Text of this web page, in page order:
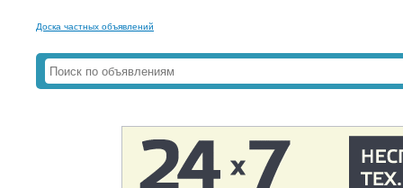
Доска частных объявлений